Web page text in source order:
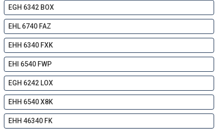
EGH 6342 BOX
EHL 6740 FAZ
EHH 6340 FXK
EHI 6540 FWP
EGH 6242 LOX
EHH 6540 X8K
EHH 46340 FK